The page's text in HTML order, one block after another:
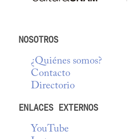
NOSOTROS
¿Quiénes somos?
Contacto
Directorio
ENLACES EXTERNOS
YouTube